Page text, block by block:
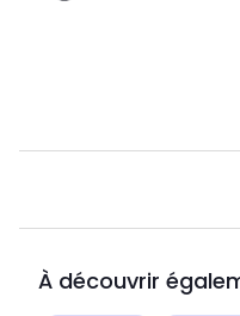
À découvrir